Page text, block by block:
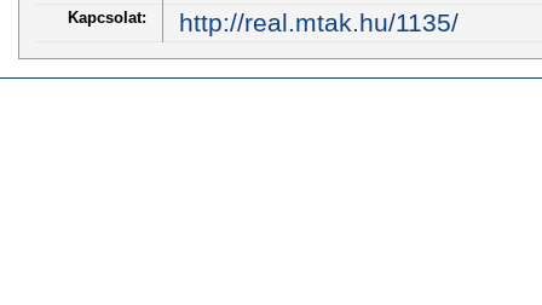
Kapcsolat: http://real.mtak.hu/1135/